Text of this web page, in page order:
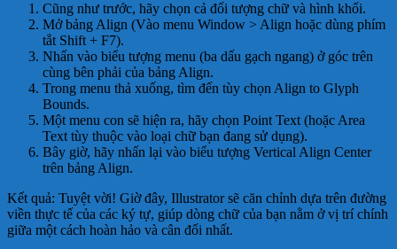
Cũng như trước, hãy chọn cả đối tượng chữ và hình khối.
Mở bảng Align (Vào menu Window > Align hoặc dùng phím
tắt Shift + F7).
Nhấn vào biểu tượng menu (ba dấu gạch ngang) ở góc trên
cùng bên phải của bảng Align.
Trong menu thả xuống, tìm đến tùy chọn Align to Glyph
Bounds.
Một menu con sẽ hiện ra, hãy chọn Point Text (hoặc Area
Text tùy thuộc vào loại chữ bạn đang sử dụng).
Bây giờ, hãy nhấn lại vào biểu tượng Vertical Align Center
trên bảng Align.
Kết quả: Tuyệt vời! Giờ đây, Illustrator sẽ căn chỉnh dựa trên đường
viền thực tế của các ký tự, giúp dòng chữ của bạn nằm ở vị trí chính
giữa một cách hoàn hảo và cân đối nhất.